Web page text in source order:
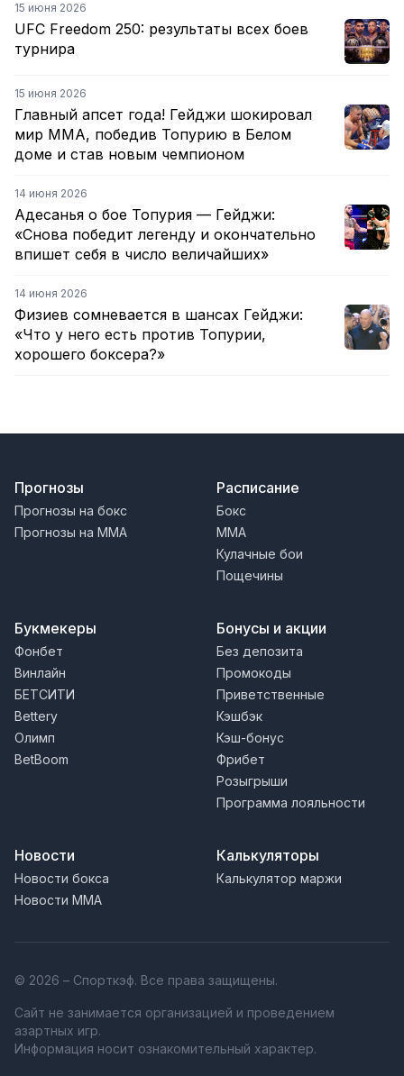
15 июня 2026
UFC Freedom 250: результаты всех боев
турнира
15 июня 2026
Главный апсет года! Гейджи шокировал
мир ММА, победив Топурию в Белом
доме и став новым чемпионом
14 июня 2026
Адесанья о бое Топурия — Гейджи:
«Снова победит легенду и окончательно
впишет себя в число величайших»
14 июня 2026
Физиев сомневается в шансах Гейджи:
«Что у него есть против Топурии,
хорошего боксера?»
Прогнозы
Прогнозы на бокс
Прогнозы на MMA
Расписание
Бокс
MMA
Кулачные бои
Пощечины
Букмекеры
Фонбет
Винлайн
БЕТСИТИ
Bettery
Олимп
BetBoom
Бонусы и акции
Без депозита
Промокоды
Приветственные
Кэшбэк
Кэш-бонус
Фрибет
Розыгрыши
Программа лояльности
Новости
Новости бокса
Новости MMA
Калькуляторы
Калькулятор маржи
© 2026 – Спорткэф. Все права защищены.
Сайт не занимается организацией и проведением
азартных игр.
Информация носит ознакомительный характер.